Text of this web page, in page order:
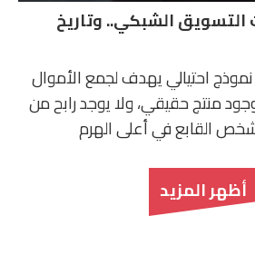
الشبكي.. وتاريخ
احتيالي يهدف لجمع الأموال
منتج حقيقي، ولا يوجد رابح من
القابع في أعلى الهرم
أظهر المزيد